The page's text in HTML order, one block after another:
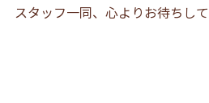
スタッフ一同、心よりお待ちして